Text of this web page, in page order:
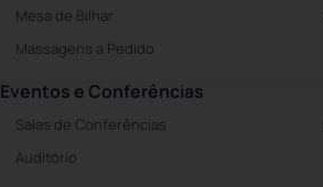
Mesa de Bilhar
Massagens a Pedido
Eventos e Conferências
Salas de Conferências
Auditório